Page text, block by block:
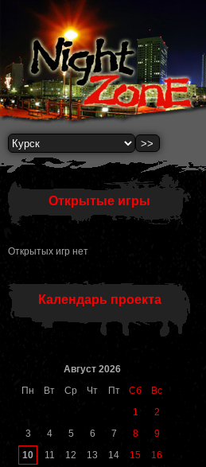
Открытые игры
Открытых игр нет
Календарь проекта
Август 2026
Пн
Вт Ср Чт Пт Сб
Вс
1
2
3
4 5 6 7 8
9
10
11 12 13 14 15
16